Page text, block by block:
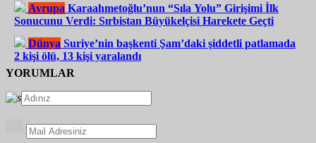
Avrupa Karaahmetoğlu’nun “Sıla Yolu” Girişimi İlk
Sonucunu Verdi: Sırbistan Büyükelçisi Harekete Geçti
Dünya Suriye’nin başkenti Şam’daki şiddetli patlamada
2 kişi ölü, 13 kişi yaralandı
YORUMLAR